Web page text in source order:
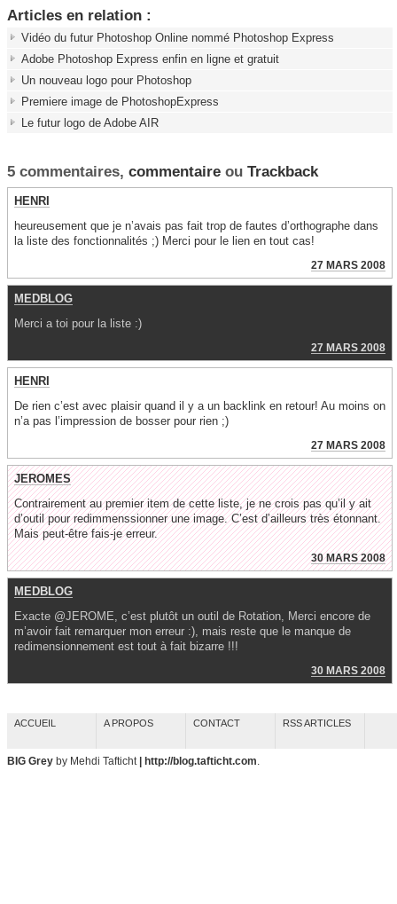
Articles en relation :
Vidéo du futur Photoshop Online nommé Photoshop Express
Adobe Photoshop Express enfin en ligne et gratuit
Un nouveau logo pour Photoshop
Premiere image de PhotoshopExpress
Le futur logo de Adobe AIR
5 commentaires, commentaireou Trackback
HENRI
heureusement que je n’avais pas fait trop de fautes d’orthographe dans
la liste des fonctionnalités ;) Merci pour le lien en tout cas!
27 MARS 2008
MEDBLOG
Merci a toi pour la liste :)
27 MARS 2008
HENRI
De rien c’est avec plaisir quand il y a un backlink en retour! Au moins on
n’a pas l’impression de bosser pour rien ;)
27 MARS 2008
JEROMES
Contrairement au premier item de cette liste, je ne crois pas qu’il y ait
d’outil pour redimmenssionner une image. C’est d’ailleurs très étonnant.
Mais peut-être fais-je erreur.
30 MARS 2008
MEDBLOG
Exacte @JEROME, c’est plutôt un outil de Rotation, Merci encore de
m’avoir fait remarquer mon erreur :), mais reste que le manque de
redimensionnement est tout à fait bizarre !!!
30 MARS 2008
ACCUEIL A PROPOS CONTACT RSS ARTICLES
BIG Grey by Mehdi Tafticht | http://blog.tafticht.com.